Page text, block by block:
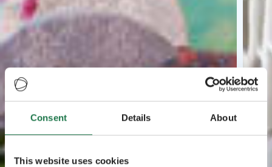
Consent Details About
This website uses cookies